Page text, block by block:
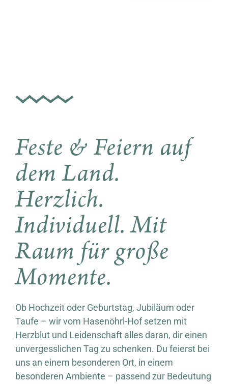
Feste & Feiern auf
dem Land.
Herzlich.
Individuell. Mit
Raum für große
Momente.
Ob Hochzeit oder Geburtstag, Jubiläum oder
Taufe – wir vom Hasenöhrl-Hof setzen mit
Herzblut und Leidenschaft alles daran, dir einen
unvergesslichen Tag zu schenken. Du feierst bei
uns an einem besonderen Ort, in einem
besonderen Ambiente – passend zur Bedeutung